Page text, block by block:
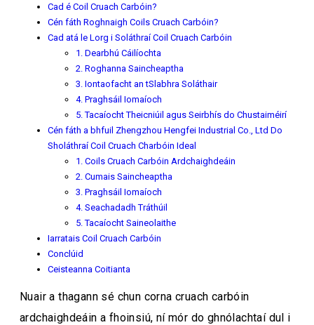
Cad é Coil Cruach Carbóin?
Cén fáth Roghnaigh Coils Cruach Carbóin?
Cad atá le Lorg i Soláthraí Coil Cruach Carbóin
1. Dearbhú Cáilíochta
2. Roghanna Saincheaptha
3. Iontaofacht an tSlabhra Soláthair
4. Praghsáil Iomaíoch
5. Tacaíocht Theicniúil agus Seirbhís do Chustaiméirí
Cén fáth a bhfuil Zhengzhou Hengfei Industrial Co., Ltd Do
Sholáthraí Coil Cruach Charbóin Ideal
1. Coils Cruach Carbóin Ardchaighdeáin
2. Cumais Saincheaptha
3. Praghsáil Iomaíoch
4. Seachadadh Tráthúil
5. Tacaíocht Saineolaithe
Iarratais Coil Cruach Carbóin
Conclúid
Ceisteanna Coitianta
Nuair a thagann sé chun corna cruach carbóin
ardchaighdeáin a fhoinsiú, ní mór do ghnólachtaí dul i